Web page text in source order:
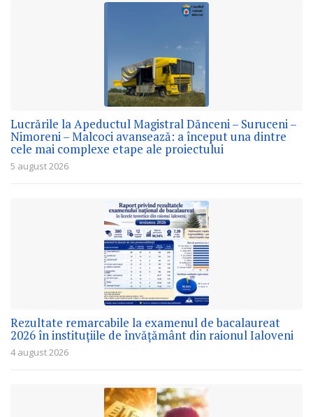
Lucrările la Apeductul Magistral Dănceni – Suruceni –
Nimoreni – Malcoci avansează: a început una dintre
cele mai complexe etape ale proiectului
5 august 2026
Rezultate remarcabile la examenul de bacalaureat
2026 în instituțiile de învățământ din raionul Ialoveni
4 august 2026